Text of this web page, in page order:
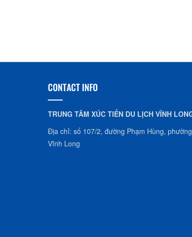
CONTACT INFO
TRUNG TÂM XÚC TIẾN DU LỊCH VĨNH
Địa chỉ: số 107/2, đường Phạm Hùng,
Vĩnh Long